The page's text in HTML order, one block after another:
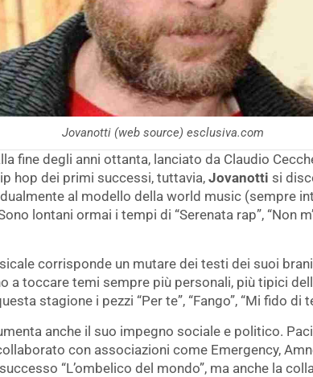
Jovanotti (web source) esclusiva.com
fine degli anni ottanta, lanciato da Claudio
hop dei primi successi, tuttavia, Jovanotti si
al modello della world music (sempre
lontani ormai i tempi di “Serenata rap”, “Non
corrisponde un mutare dei testi dei suoi
a toccare temi sempre più personali, più tipici
stagione i pezzi “Per te”, “Fango”, “Mi fido di
anche il suo impegno sociale e politico.
con associazioni come Emergency,
“L’ombelico del mondo”, ma anche la